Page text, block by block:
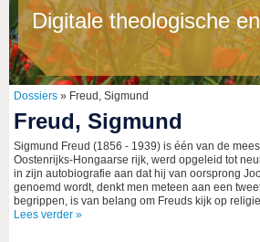
Digitale theologische
Dossiers » Freud, Sigmund
Freud, Sigmund
Sigmund Freud (1856 - 1939) is één van de
Oostenrijks-Hongaarse rijk, werd opgeleid tot
in zijn autobiografie aan dat hij van oorsprong
genoemd wordt, denkt men meteen aan een
begrippen, is van belang om Freuds kijk op
Lees verder »